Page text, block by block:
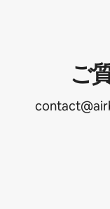
ご⁠